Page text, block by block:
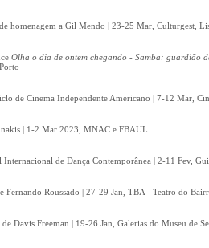
homenagem a Gil Mendo | 23-25 Mar, Culturgest,
Olha o dia de ontem chegando - Samba: guardião
de Cinema Independente Americano | 7-12 Mar,
| 1-2 Mar 2023, MNAC e FBAUL
Internacional de Dança Contemporânea | 2-11 Fev,
e Fernando Roussado | 27-29 Jan, TBA - Teatro do
de Davis Freeman | 19-26 Jan, Galerias do Museu de